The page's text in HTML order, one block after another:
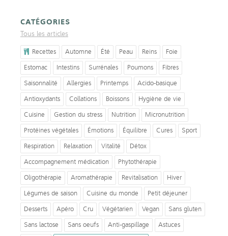
CATÉGORIES
Tous les articles
Recettes Automne Été Peau Reins
Foie
Estomac
Intestins Surrénales Poumons
Fibres
Saisonnalité
Allergies Printemps
Acido-basique
Antioxydants
Collations Boissons
Hygiène de vie
Cuisine
Gestion du stress Nutrition
Micronutrition
Protéines végétales
Émotions Équilibre Cures
Sport
Respiration
Relaxation Vitalité
Détox
Accompagnement médication
Phytothérapie
Oligothérapie
Aromathérapie Revitalisation
Hiver
Légumes de saison
Cuisine du monde
Petit déjeuner
Desserts
Apéro Cru Végétarien Vegan
Sans gluten
Sans lactose
Sans oeufs Anti-gaspillage
Astuces